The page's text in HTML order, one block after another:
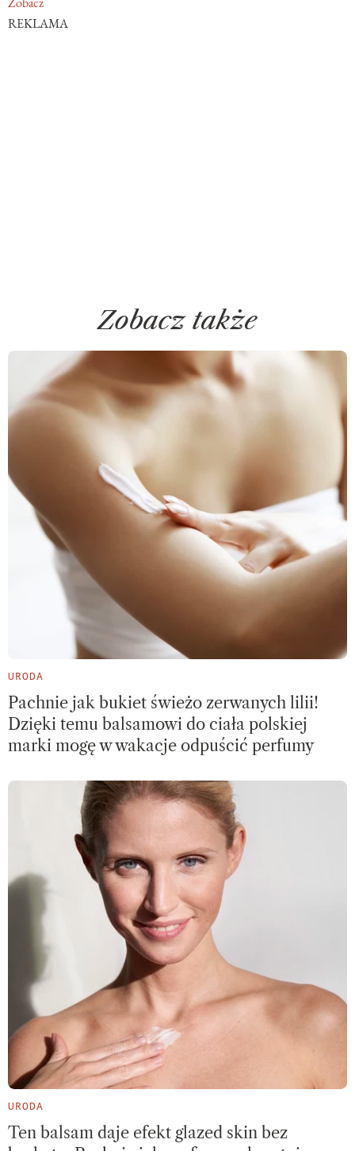
REKLAMA
Zobacz także
URODA
Pachnie jak bukiet świeżo zerwanych lilii!
Dzięki temu balsamowi do ciała polskiej
marki mogę w wakacje odpuścić perfumy
URODA
Ten balsam daje efekt glazed skin bez